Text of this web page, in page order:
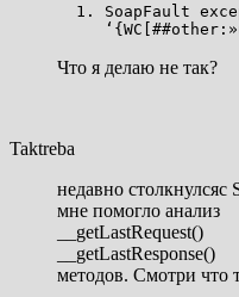
SoapFault
Что я делаю не так?
Taktreba
недавно столкнулсяс
мне помогло анализ
__getLastRequest()
__getLastResponse()
методов. Смотри что